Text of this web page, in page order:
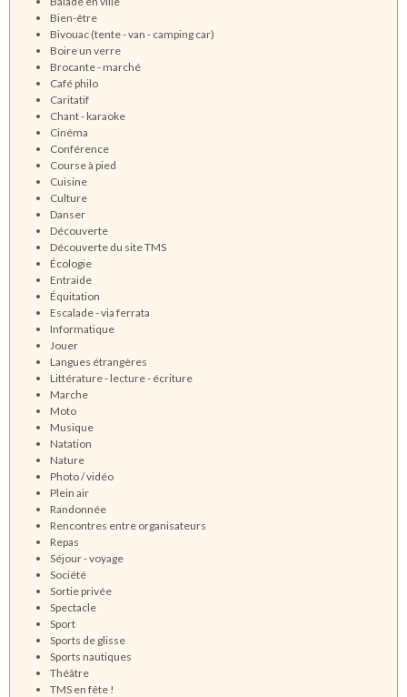
Bien-être
Bivouac (tente - van - camping car)
Boire un verre
Brocante - marché
Café philo
Caritatif
Chant - karaoke
Cinéma
Conférence
Course à pied
Cuisine
Culture
Danser
Découverte
Découverte du site TMS
Écologie
Entraide
Équitation
Escalade - via ferrata
Informatique
Jouer
Langues étrangères
Littérature - lecture - écriture
Marche
Moto
Musique
Natation
Nature
Photo / vidéo
Plein air
Randonnée
Rencontres entre organisateurs
Repas
Séjour - voyage
Société
Sortie privée
Spectacle
Sport
Sports de glisse
Sports nautiques
Théâtre
TMS en fête !